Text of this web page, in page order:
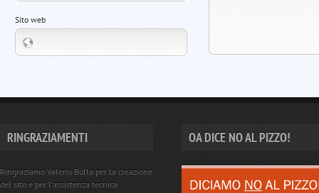
Sito web
RINGRAZIAMENTI
Ringraziamo Valerio Bulla per la creazione
del sito e per l'assistenza tecnica
OA DICE NO AL PIZZO!